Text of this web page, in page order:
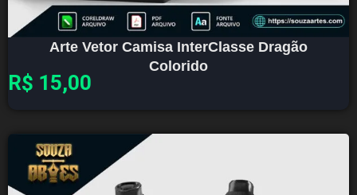
Arte Vetor Camisa InterClasse Dragão
Colorido
R$ 15,00